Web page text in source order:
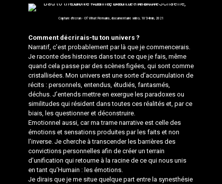
Capture d'écran - Of What Remains, documentaire vidéo, 10’34min, 2021
Comment décrirais-tu ton univers ?
Narratif, c’est probablement par là que je commencerais.
Je raconte des histoires dans tout ce que je fais, même
quand cela passe par des scènes figées, qui sont comme
cristallisées. Mon univers est une sorte d’accumulation de
récits : personnels, entendus, étudiés, fantasmés,
déchus. J’entends mettre en exergue les paradoxes ou
similitudes qui résident dans toutes ces réalités et, par ce
biais, les questionner et déconstruire.
Emotionnel aussi, car ma trame narrative est celle des
émotions et sensations produites par les faits et non
l’inverse. Je cherche à transcender les barrières des
convictions personnelles afin de créer un terrain
d’unification qui retourne à la racine de ce qui nous unis
en tant qu’Humain : les émotions.
Je dirais que je me situe quelque part entre la synesthésie